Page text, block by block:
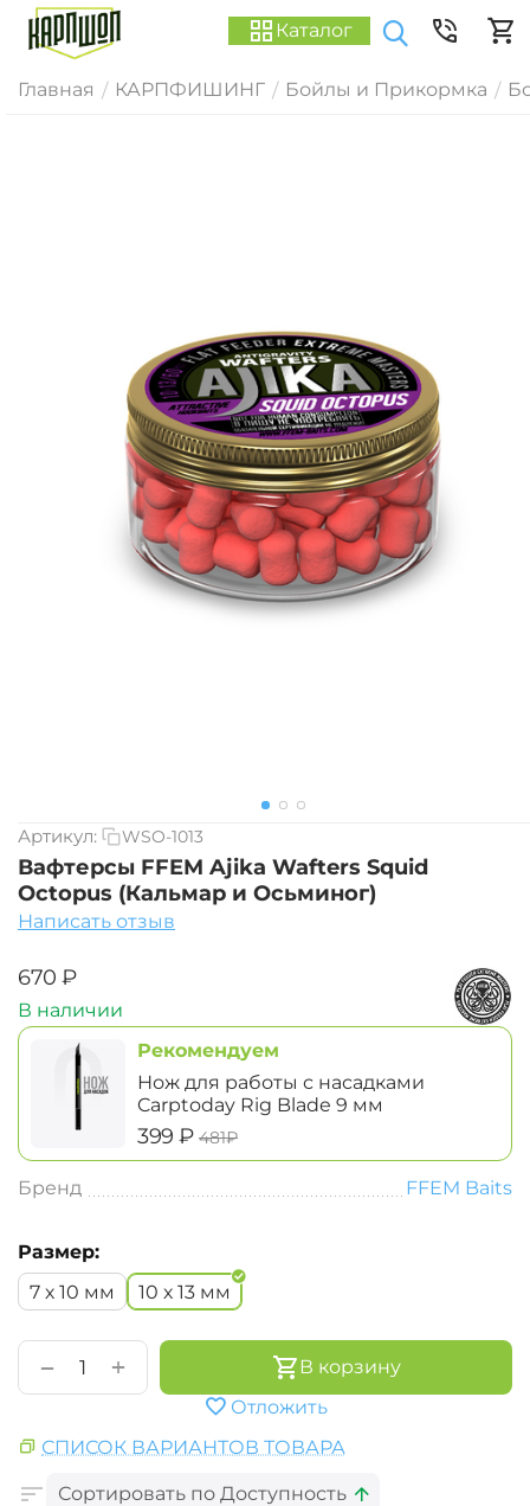
Каталог
Главная / КАРПФИШИНГ / Бойлы и Прикормка /
Артикул: WSO-1013
Вафтерсы FFEM Ajika Wafters Squid
Octopus (Кальмар и Осьминог)
Написать отзыв
‍670‍ ₽
В наличии
Рекомендуем
Нож для работы с насадками
Carptoday Rig Blade 9 мм
‍399‍ ₽ ‍481‍₽
Бренд FFEM Baits
Размер:
7 х 10 мм
10 х 13 мм
+
−
В корзину
Отложить
СПИСОК ВАРИАНТОВ ТОВАРА
Сортировать по Доступность